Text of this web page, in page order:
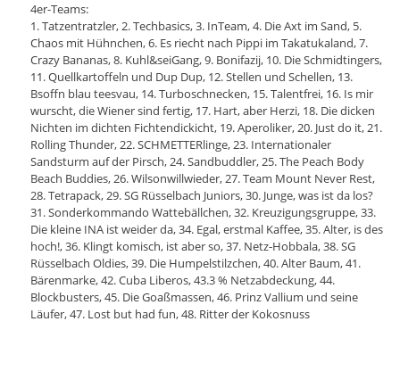
4er-Teams:
1. Tatzentratzler, 2. Techbasics, 3. InTeam, 4. Die Axt im Sand, 5.
Chaos mit Hühnchen, 6. Es riecht nach Pippi im Takatukaland, 7.
Crazy Bananas, 8. Kuhl&seiGang, 9. Bonifazij, 10. Die Schmidtingers,
11. Quellkartoffeln und Dup Dup, 12. Stellen und Schellen, 13.
Bsoffn blau teesvau, 14. Turboschnecken, 15. Talentfrei, 16. Is mir
wurscht, die Wiener sind fertig, 17. Hart, aber Herzi, 18. Die dicken
Nichten im dichten Fichtendickicht, 19. Aperoliker, 20. Just do it, 21.
Rolling Thunder, 22. SCHMETTERlinge, 23. Internationaler
Sandsturm auf der Pirsch, 24. Sandbuddler, 25. The Peach Body
Beach Buddies, 26. Wilsonwillwieder, 27. Team Mount Never Rest,
28. Tetrapack, 29. SG Rüsselbach Juniors, 30. Junge, was ist da los?
31. Sonderkommando Wattebällchen, 32. Kreuzigungsgruppe, 33.
Die kleine INA ist weider da, 34. Egal, erstmal Kaffee, 35. Alter, is des
hoch!, 36. Klingt komisch, ist aber so, 37. Netz-Hobbala, 38. SG
Rüsselbach Oldies, 39. Die Humpelstilzchen, 40. Alter Baum, 41.
Bärenmarke, 42. Cuba Liberos, 43.3 % Netzabdeckung, 44.
Blockbusters, 45. Die Goaßmassen, 46. Prinz Vallium und seine
Läufer, 47. Lost but had fun, 48. Ritter der Kokosnuss